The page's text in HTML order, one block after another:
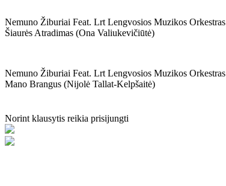
Nemuno Žiburiai Feat. Lrt Lengvosios Muzikos Orkestras
Šiaurės Atradimas (ona Valiukevičiūtė)
Nemuno Žiburiai Feat. Lrt Lengvosios Muzikos Orkestras
Mano Brangus (nijolė Tallat-Kelpšaitė)
Norint klausytis reikia prisijungti